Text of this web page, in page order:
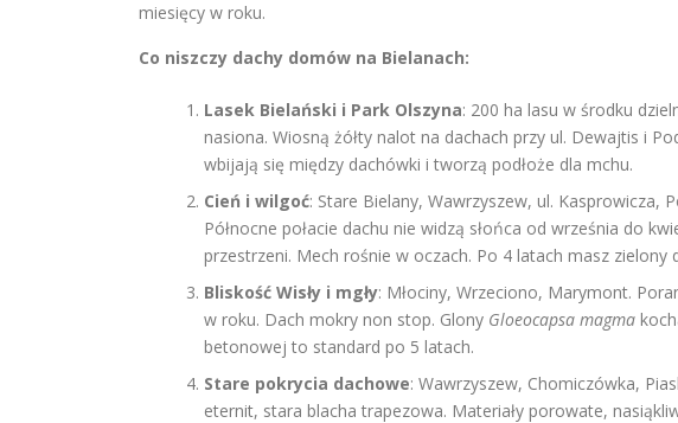
miesięcy w roku.
Co niszczy dachy domów na Bielanach:
Lasek Bielański i Park Olszyna: 200 ha lasu w środku
nasiona. Wiosną żółty nalot na dachach przy ul. Dewajtis i
wbijają się między dachówki i tworzą podłoże dla mchu.
Cień i wilgoć: Stare Bielany, Wawrzyszew, ul. Kasprowicza,
Północne połacie dachu nie widzą słońca od września do
przestrzeni. Mech rośnie w oczach. Po 4 latach masz zielony
Bliskość Wisły i mgły: Młociny, Wrzeciono, Marymont.
w roku. Dach mokry non stop. Glony Gloeocapsa magma
betonowej to standard po 5 latach.
Stare pokrycia dachowe: Wawrzyszew, Chomiczówka,
eternit, stara blacha trapezowa. Materiały porowate,